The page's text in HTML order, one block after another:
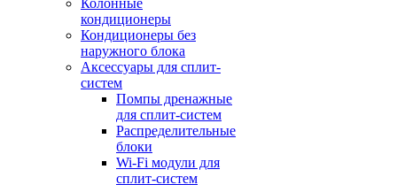
Колонные
кондиционеры
Кондиционеры без
наружного блока
Аксессуары для сплит-
систем
Помпы дренажные
для сплит-систем
Распределительные
блоки
Wi-Fi модули для
сплит-систем